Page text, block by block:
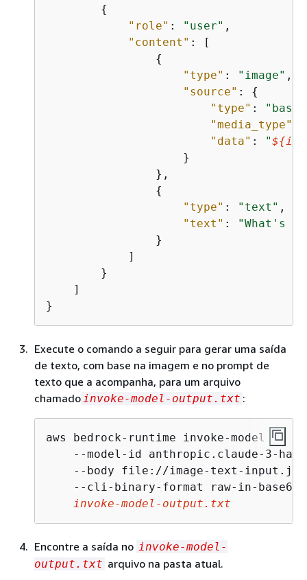
{
"role" : "user" ,
"content" : [
{
"type" : "image" ,
"source" : {
"type" :
"media_type"
"data" : "${
                    }
                },
{
"type" : "text" ,
"text" :
"What's
                }
            ]
        }
    ]
}
Execute o comando a seguir para gerar uma saída
de texto, com base na imagem e no prompt de
texto que a acompanha, para um arquivo
chamado invoke-model-output.txt :
aws bedrock-runtime invoke-model \
--model-id anthropic.claude-3-
--body file://image-text-
--cli-binary-format raw-in-
invoke-model-output.txt
Encontre a saída no invoke-model-
output.txt arquivo na pasta atual.